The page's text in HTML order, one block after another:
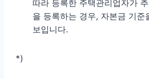
따라 등록한 주택관리업자가
을 등록하는 경우, 자본금 기준
보입니다.
*)